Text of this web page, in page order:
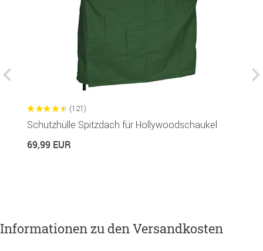
(121)
Schutzhülle Spitzdach für Hollywoodschaukel
69,99 EUR
Informationen zu den Versandkosten